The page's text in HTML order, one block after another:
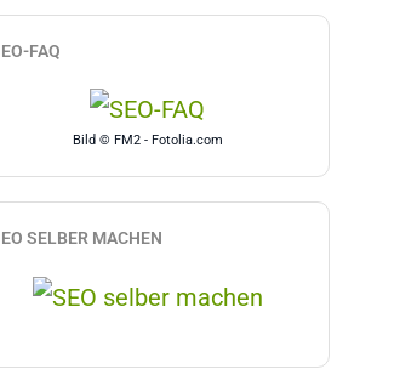
FAQ
Bild © FM2 - Fotolia.com
SELBER MACHEN